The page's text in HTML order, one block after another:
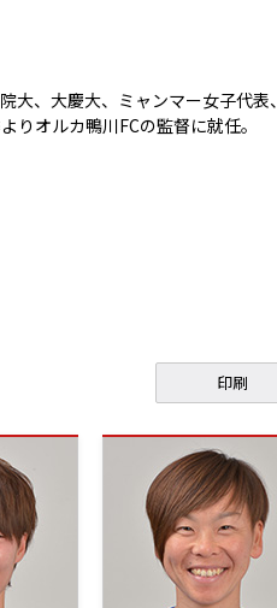
、大慶大、ミャンマー女子代表、
りオルカ鴨川FCの監督に就任。
印刷